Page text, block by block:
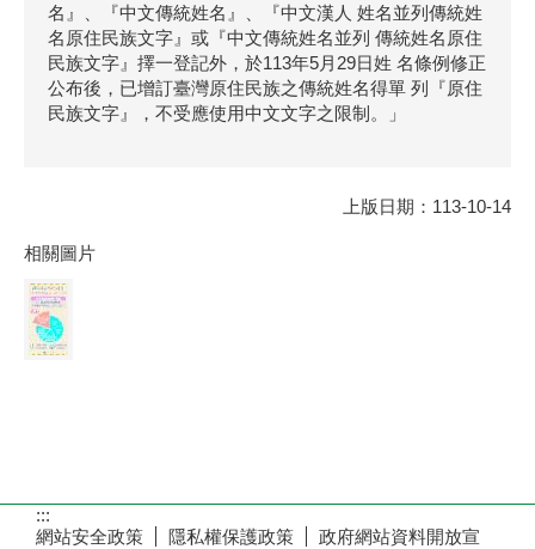
名』、『中文傳統姓名』、『中文漢人 姓名並列傳統姓
名原住民族文字』或『中文傳統姓名並列 傳統姓名原住
民族文字』擇一登記外，於113年5月29日姓 名條例修正
公布後，已增訂臺灣原住民族之傳統姓名得單 列『原住
民族文字』，不受應使用中文文字之限制。」
上版日期：113-10-14
相關圖片
:::
網站安全政策
隱私權保護政策
政府網站資料開放宣